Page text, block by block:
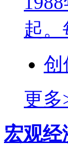
起。
创
更多
宏观经